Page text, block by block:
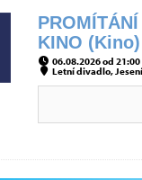
KINO (Kino)
06.08.2026 od
Letní divadlo,